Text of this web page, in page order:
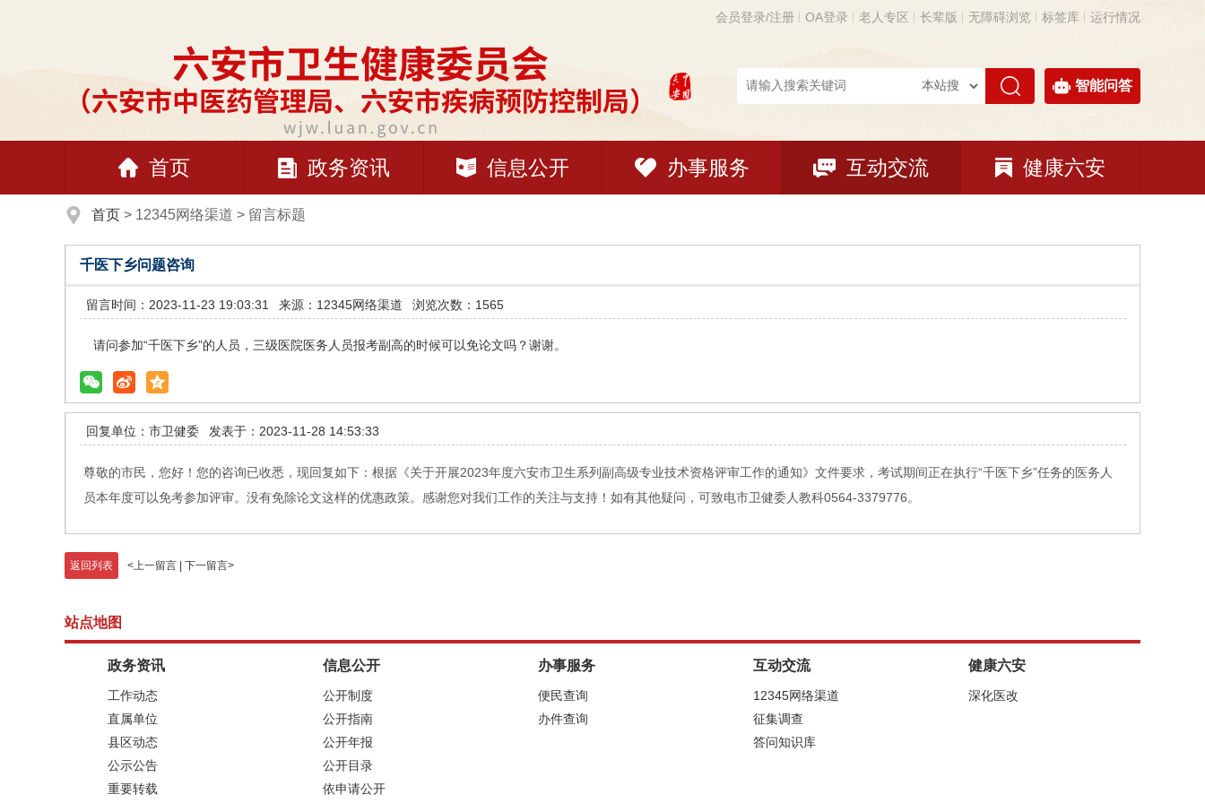
会员登录/注册 OA登录 老人专区 长辈版 无障碍浏览 标签库 运行情况
智能问答
首页 政务资讯 信息公开 办事服务 互动交流 健康六安
首页 > 12345网络渠道 > 留言标题
千医下乡问题咨询
留言时间：2023-11-23 19:03:31 来源：12345网络渠道 浏览次数：1565
请问参加“千医下乡”的人员，三级医院医务人员报考副高的时候可以免论文吗？谢谢。
回复单位：市卫健委 发表于：2023-11-28 14:53:33
尊敬的市民，您好！您的咨询已收悉，现回复如下：根据《关于开展2023年度六安市卫生系列副高级专业技术资格评审工作的通知》文件要求，考试期间正在执行“千医下乡”任务的医务人
员本年度可以免考参加评审。没有免除论文这样的优惠政策。感谢您对我们工作的关注与支持！如有其他疑问，可致电市卫健委人教科0564-3379776。
返回列表 <上一留言 下一留言>
站点地图
政务资讯
工作动态
直属单位
县区动态
公示公告
重要转载
信息公开
公开制度
公开指南
公开年报
公开目录
依申请公开
办事服务
便民查询
办件查询
互动交流
12345网络渠道
征集调查
答问知识库
健康六安
深化医改